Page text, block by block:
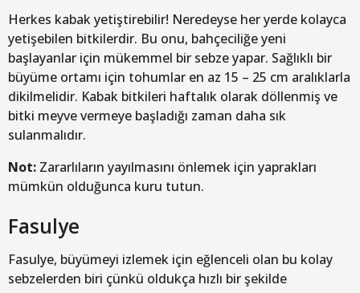
Herkes kabak yetiştirebilir! Neredeyse her yerde kolayca
yetişebilen bitkilerdir. Bu onu, bahçeciliğe yeni
başlayanlar için mükemmel bir sebze yapar. Sağlıklı bir
büyüme ortamı için tohumlar en az 15 – 25 cm aralıklarla
dikilmelidir. Kabak bitkileri haftalık olarak döllenmiş ve
bitki meyve vermeye başladığı zaman daha sık
sulanmalıdır.
Not: Zararlıların yayılmasını önlemek için yaprakları
mümkün olduğunca kuru tutun.
Fasulye
Fasulye, büyümeyi izlemek için eğlenceli olan bu kolay
sebzelerden biri çünkü oldukça hızlı bir şekilde